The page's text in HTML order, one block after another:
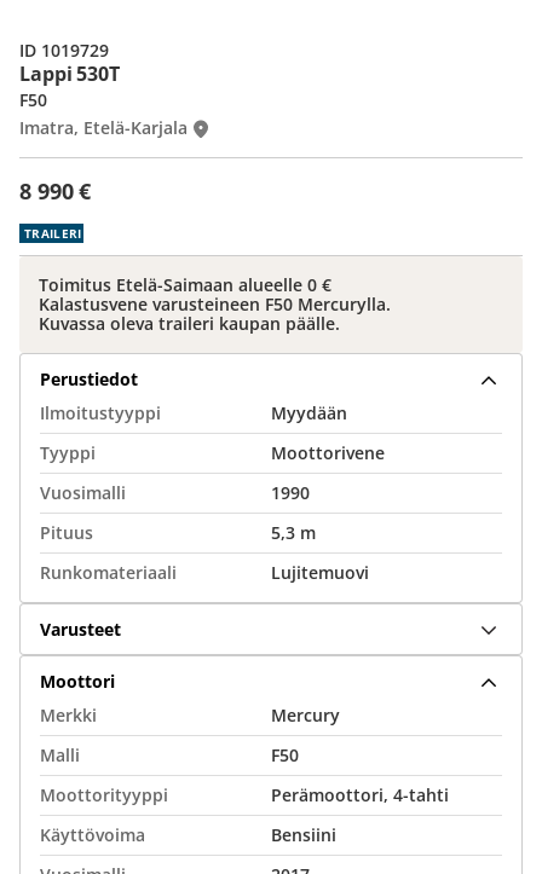
Lappi 530T
8 990 €
F50
Imatra, Etelä-Karjala
ID 1019729
TRAILERI
Toimitus Etelä-Saimaan alueelle 0 €
Kalastusvene varusteineen F50 Mercurylla.
Kuvassa oleva traileri kaupan päälle.
Perustiedot
Ilmoitustyyppi
Myydään
Tyyppi
Moottorivene
Vuosimalli
1990
Pituus
5,3 m
Runkomateriaali
Lujitemuovi
Varusteet
Moottori
Merkki
Mercury
Malli
F50
Moottorityyppi
Perämoottori, 4-tahti
Käyttövoima
Bensiini